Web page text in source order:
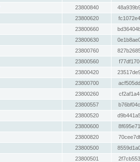
23800840
23800620
23800660
23800630
23800760
23800560
23800420
23800700
23800260
23800557
23800520
23800600
23800820
23800500
23800501